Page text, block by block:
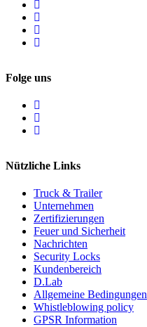
Folge uns
Nützliche Links
Truck & Trailer
Unternehmen
Zertifizierungen
Feuer und Sicherheit
Nachrichten
Security Locks
Kundenbereich
D.Lab
Allgemeine Bedingungen
Whistleblowing policy
GPSR Information